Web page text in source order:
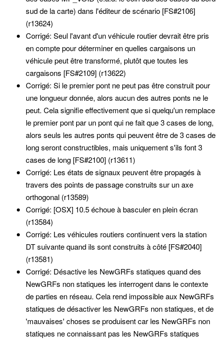
sud de la carte) dans l'éditeur de scénario [FS#2106]
(r13624)
Corrigé: Seul l'avant d'un véhicule routier devrait être pris
en compte pour déterminer en quelles cargaisons un
véhicule peut être transformé, plutôt que toutes les
cargaisons [FS#2109] (r13622)
Corrigé: Si le premier pont ne peut pas être construit pour
une longueur donnée, alors aucun des autres ponts ne le
peut. Cela signifie effectivement que si quelqu'un remplace
le premier pont par un pont qui ne fait que 3 cases de long,
alors seuls les autres ponts qui peuvent être de 3 cases de
long seront constructibles, mais uniquement s'ils font 3
cases de long [FS#2100] (r13611)
Corrigé: Les états de signaux peuvent être propagés à
travers des points de passage construits sur un axe
orthogonal (r13589)
Corrigé: [OSX] 10.5 échoue à basculer en plein écran
(r13584)
Corrigé: Les véhicules routiers continuent vers la station
DT suivante quand ils sont construits à côté [FS#2040]
(r13581)
Corrigé: Désactive les NewGRFs statiques quand des
NewGRFs non statiques les interrogent dans le contexte
de parties en réseau. Cela rend impossible aux NewGRFs
statiques de désactiver les NewGRFs non statiques, et de
'mauvaises' choses se produisent car les NewGRFs non
statiques ne connaissant pas les NewGRFs statiques